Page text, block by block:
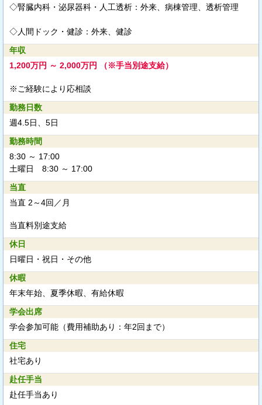
◇腎臓内科・泌尿器科・人工透析：外来、病棟管理、透析管理
◇人間ドック・健診：外来、健診
年収
1,200万円 ～ 2,000万円 （※手当別途支給）
※ご経験により応相談
勤務日数
週4.5日、5日
勤務時間
8:30 ～ 17:00
土曜日 8:30 ～ 17:00
当直
当直 2～4回／月
当直料別途支給
休日
日曜日・祝日・その他
休暇
年末年始、夏季休暇、有給休暇
学会出席
学会参加可能（費用補助あり：年2回まで）
住宅
社宅あり
赴任手当
赴任手当あり